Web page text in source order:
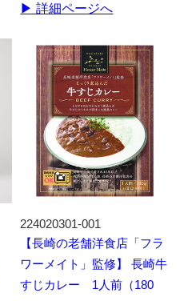
▶ 詳細ページへ
224020301-001
【長崎の老舗洋食店「フラ
ワーメイト」監修】 長崎牛
すじカレー 1人前（180